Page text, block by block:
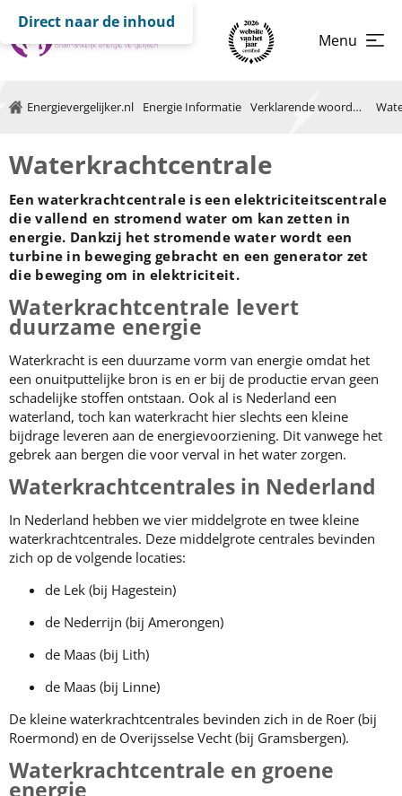
Direct naar de inhoud
Menu
Energievergelijker.nl Energie Informatie Verklarende woordenlijst
Waterkrachtcentrale
Een waterkrachtcentrale is een elektriciteitscentrale
die vallend en stromend water om kan zetten in
energie. Dankzij het stromende water wordt een
turbine in beweging gebracht en een generator zet
die beweging om in elektriciteit.
Waterkrachtcentrale levert
duurzame energie
Waterkracht is een duurzame vorm van energie omdat het
een onuitputtelijke bron is en er bij de productie ervan geen
schadelijke stoffen ontstaan. Ook al is Nederland een
waterland, toch kan waterkracht hier slechts een kleine
bijdrage leveren aan de energievoorziening. Dit vanwege het
gebrek aan bergen die voor verval in het water zorgen.
Waterkrachtcentrales in Nederland
In Nederland hebben we vier middelgrote en twee kleine
waterkrachtcentrales. Deze middelgrote centrales bevinden
zich op de volgende locaties:
de Lek (bij Hagestein)
de Nederrijn (bij Amerongen)
de Maas (bij Lith)
de Maas (bij Linne)
De kleine waterkrachtcentrales bevinden zich in de Roer (bij
Roermond) en de Overijsselse Vecht (bij Gramsbergen).
Waterkrachtcentrale en groene
energie